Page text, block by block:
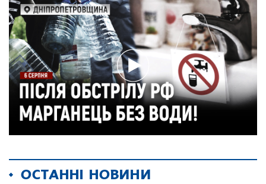
ОСТАННІ НОВИНИ